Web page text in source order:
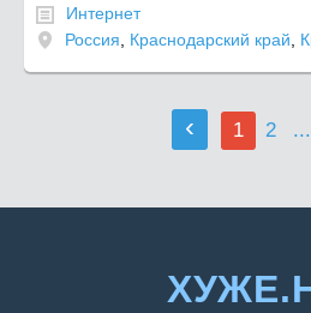
Интернет
Россия
Краснодарский край
‹ 1 2 ...